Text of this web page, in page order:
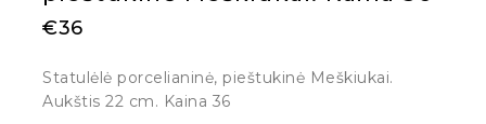
€36
Statulėlė porcelianinė, pieštukinė Meškiukai.
Aukštis 22 cm. Kaina 36